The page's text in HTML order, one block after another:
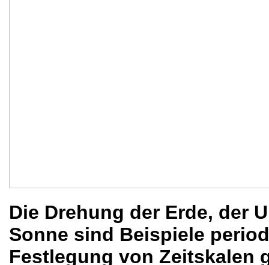
Die Drehung der Erde, der
Sonne sind Beispiele
Festlegung von Zeitskalen